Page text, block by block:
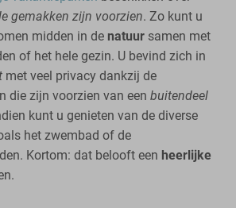
gemakken zijn voorzien. Zo kunt u
midden in de natuur samen met
of het hele gezin. U bevind zich in
met veel privacy dankzij de
die zijn voorzien van eenbuitendeel
kunt u genieten van de diverse
het zwembad of de
Kortom: dat belooft een heerlijke